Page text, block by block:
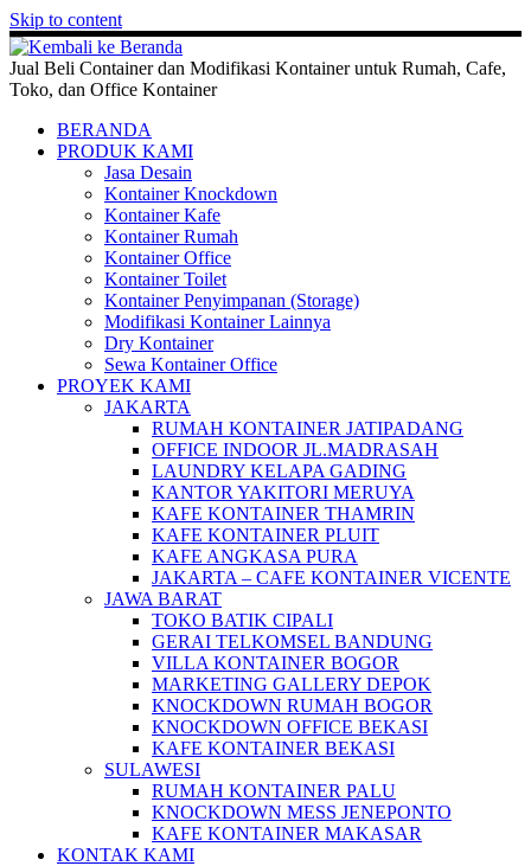
Skip to content
Jual Beli Container dan Modifikasi Kontainer untuk Rumah, Cafe,
Toko, dan Office Kontainer
BERANDA
PRODUK KAMI
Jasa Desain
Kontainer Knockdown
Kontainer Kafe
Kontainer Rumah
Kontainer Office
Kontainer Toilet
Kontainer Penyimpanan (Storage)
Modifikasi Kontainer Lainnya
Dry Kontainer
Sewa Kontainer Office
PROYEK KAMI
JAKARTA
RUMAH KONTAINER JATIPADANG
OFFICE INDOOR JL.MADRASAH
LAUNDRY KELAPA GADING
KANTOR YAKITORI MERUYA
KAFE KONTAINER THAMRIN
KAFE KONTAINER PLUIT
KAFE ANGKASA PURA
JAKARTA – CAFE KONTAINER VICENTE
JAWA BARAT
TOKO BATIK CIPALI
GERAI TELKOMSEL BANDUNG
VILLA KONTAINER BOGOR
MARKETING GALLERY DEPOK
KNOCKDOWN RUMAH BOGOR
KNOCKDOWN OFFICE BEKASI
KAFE KONTAINER BEKASI
SULAWESI
RUMAH KONTAINER PALU
KNOCKDOWN MESS JENEPONTO
KAFE KONTAINER MAKASAR
KONTAK KAMI